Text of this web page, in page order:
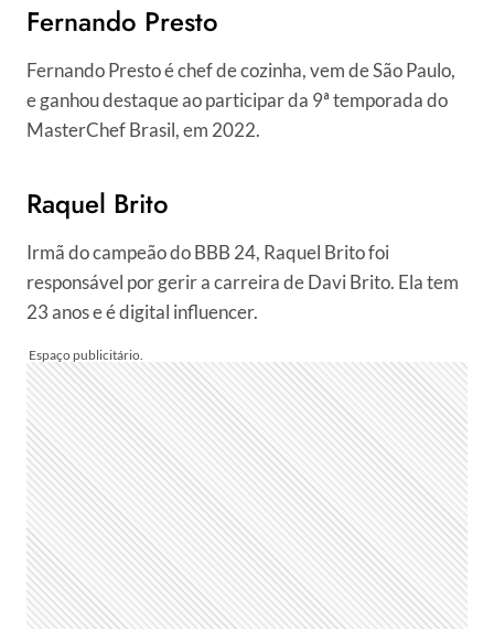
Fernando Presto
Fernando Presto é chef de cozinha, vem de São Paulo,
e ganhou destaque ao participar da 9ª temporada do
MasterChef Brasil, em 2022.
Raquel Brito
Irmã do campeão do BBB 24, Raquel Brito foi
responsável por gerir a carreira de Davi Brito. Ela tem
23 anos e é digital influencer.